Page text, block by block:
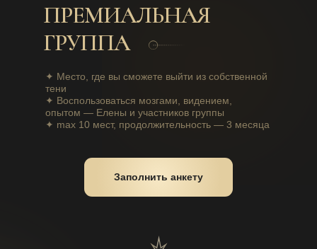
ПРЕМИАЛЬНАЯ
ГРУППА
✦ Место, где вы сможете выйти из собственной
тени
✦ Воспользоваться мозгами, видением,
опытом — Елены и участников группы
✦ max 10 мест, продолжительность — 3 месяца
Заполнить анкету